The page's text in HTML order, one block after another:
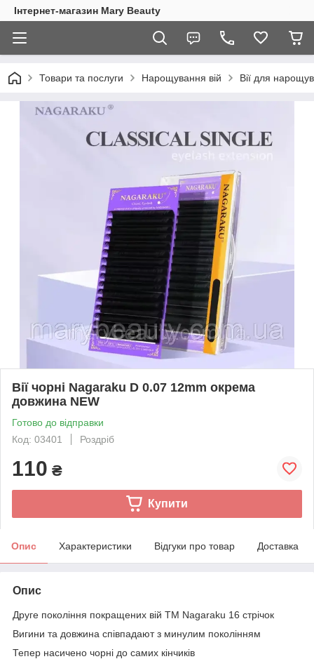
Інтернет-магазин Mary Beauty
Товари та послуги Нарощування вій Вії для
Вії чорні Nagaraku D 0.07 12mm окрема
довжина NEW
Готово до відправки
Код: 03401
Роздріб
110 ₴
Купити
Опис Характеристики Відгуки про товар Доставка
Опис
Друге покоління покращених вій ТМ Nagaraku 16 стрічок
Вигини та довжина співпадают з минулим поколінням
Тепер насичено чорні до самих кінчиків